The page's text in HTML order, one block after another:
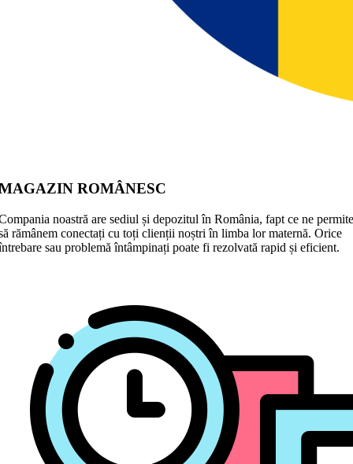
ROMÂNESC
noastră are sediul și depozitul în România, fapt ce ne permite
rămânem conectați cu toți clienții noștri în limba lor maternă. Orice
sau problemă întâmpinați poate fi rezolvată rapid și eficient.